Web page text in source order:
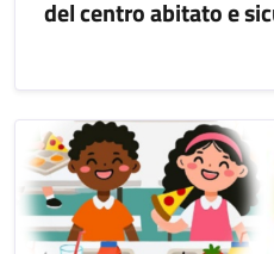
del centro abitato e